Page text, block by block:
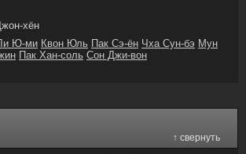
хён
Ю-ми Квон Юль Пак Сэ-ён Чха Сун-бэ Мун
Пак Хан-соль Сон Джи-вон
↑ свернуть